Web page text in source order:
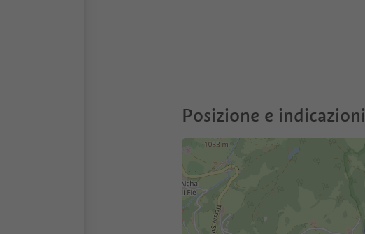
Posizione e indicazioni